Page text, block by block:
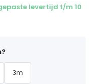
levertijd t/m 10
3m